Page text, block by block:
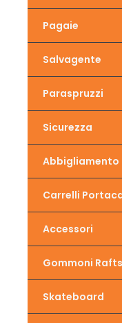
Pagaie
Salvagente
Paraspruzzi
Sicurezza
Abbigliamento
Carrelli
Accessori
Gommoni Rafts
Skateboard